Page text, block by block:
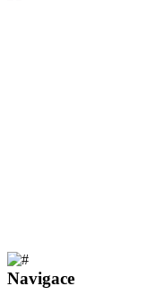
Navigace